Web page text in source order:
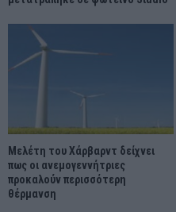
Μελέτη του Χάρβαρντ δείχνει
πως οι ανεμογεννήτριες
προκαλούν περισσότερη
θέρμανση